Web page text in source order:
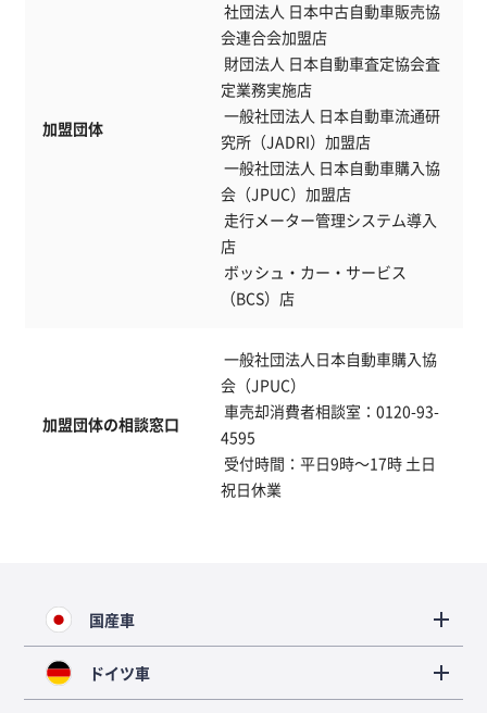
加盟団体
会連合会加盟店
定業務実施店
究所（JADRI）加盟店
会（JPUC）加盟店
店
（BCS）店
加盟団体の相談窓口
会（JPUC）
4595
祝日休業
国産車
ドイツ車